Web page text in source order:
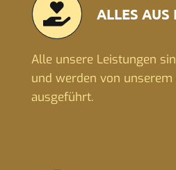
ALLES AUS
Alle unsere Leistungen
und werden von unserem
ausgeführt.